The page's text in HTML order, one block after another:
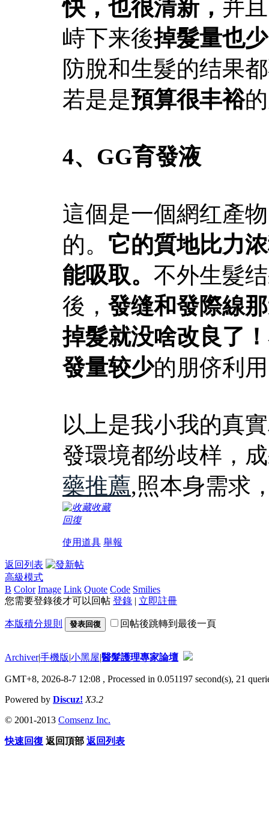
快，也很清新， 并
峙下来後掉髮量也
防脫和生髮的结果
若是是預算很丰裕
4、 GG育發液
這個是一個網红產
的。 它的質地比力
能吸取。 不外生髮
後， 發缝和發際線
掉髮就没啥改良了！
發量较少的朋侪利
以上是我小我的真
發環境都纷歧样，
藥推薦,照本身需求
收藏
回復
使用道具 舉報
返回列表
高級模式
B Color Image Link Quote Code Smilies
您需要登錄後才可以回帖 登錄 | 立即註冊
本版積分規則 發表回復 回帖後跳轉到最後一頁
Archiver|手機版|小黑屋|醫髮護理專家論壇
GMT+8, 2026-8-7 12:08 , Processed in 0.051197 second(s), 21
Powered by Discuz! X3.2
© 2001-2013 Comsenz Inc.
快速回復 返回頂部 返回列表